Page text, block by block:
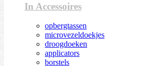
In Accessoires
opbergtassen
microvezeldoekjes
droogdoeken
applicators
borstels